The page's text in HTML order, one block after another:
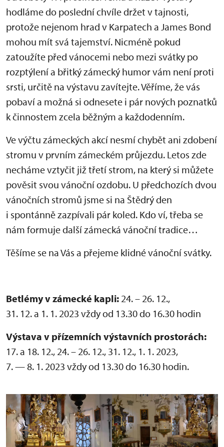
hodláme do poslední chvíle držet v tajnosti,
protože nejenom hrad v Karpatech a James Bond
mohou mít svá tajemství. Nicméně pokud
zatoužíte před vánocemi nebo mezi svátky po
rozptýlení a břitký zámecký humor vám není proti
srsti, určitě na výstavu zavítejte. Věříme, že vás
pobaví a možná si odnesete i pár nových poznatků
k činnostem zcela běžným a každodenním.
Ve výčtu zámeckých akcí nesmí chybět ani zdobení
stromu v prvním zámeckém průjezdu. Letos zde
necháme vztyčit již třetí strom, na který si můžete
pověsit svou vánoční ozdobu. U předchozích dvou
vánočních stromů jsme si na Štědrý den
i spontánně zazpívali pár koled. Kdo ví, třeba se
nám formuje další zámecká vánoční tradice…
Těšíme se na Vás a přejeme klidné vánoční svátky.
Betlémy v zámecké kapli: 24. – 26. 12.,
31. 12. a 1. 1. 2023 vždy od 13.30 do 16.30 hodin
Výstava v přízemních výstavních prostorách:
17. a 18. 12., 24. – 26. 12., 31. 12., 1. 1. 2023,
7. — 8. 1. 2023 vždy od 13.30 do 16.30 hodin.